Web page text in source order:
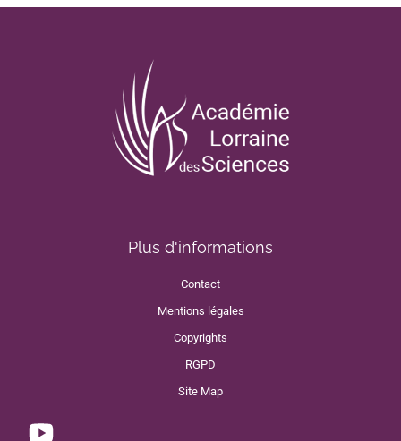
Plus d'informations
Contact
Mentions légales
Copyrights
RGPD
Site Map